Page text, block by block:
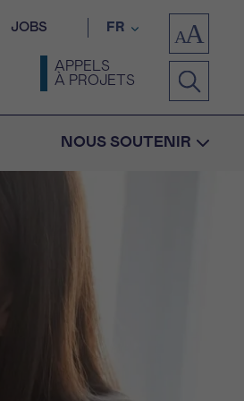
JOBS FR
APPELS
À PROJETS
NOUS SOUTENIR